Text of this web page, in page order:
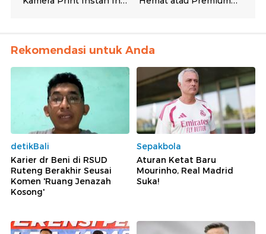
Rekomendasi untuk Anda
detikBali
Karier dr Beni di RSUD
Ruteng Berakhir Seusai
Komen 'Ruang Jenazah
Kosong'
Sepakbola
Aturan Ketat Baru
Mourinho, Real Madrid
Suka!